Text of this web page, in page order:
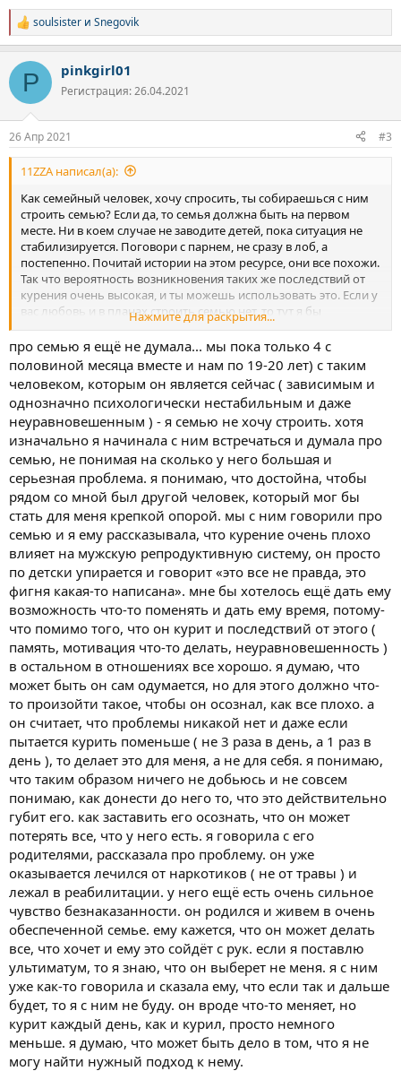
Р
е
к
и
soulsister и Snegovik
P pinkgirl01
Регистрация: 26.04.2021
26 Апр 2021 #3
11ZZA написал(а):
Как семейный человек, хочу спросить, ты собираешься с ним
строить семью? Если да, то семья должна быть на первом
месте. Ни в коем случае не заводите детей, пока ситуация не
стабилизируется. Поговори с парнем, не сразу в лоб, а
постепенно. Почитай истории на этом ресурсе, они все похожи.
Так что вероятность возникновения таких же последствий от
курения очень высокая, и ты можешь использовать это. Если у
вас любовь и в планах строить семью нет, то тут я бы
посоветовал, ставить вопрос ребром и пусть выбирает.
Наверное он может спровоцировать тебя и ты снова попадёшь
в зависимость. И это может стать большим риском для
молодой девушки как ты.
Нажмите для раскрытия...
про семью я ещё не думала... мы пока только 4 с
половиной месяца вместе и нам по 19-20 лет) с таким
человеком, которым он является сейчас ( зависимым и
однозначно психологически нестабильным и даже
неуравновешенным ) - я семью не хочу строить. хотя
изначально я начинала с ним встречаться и думала про
семью, не понимая на сколько у него большая и
серьезная проблема. я понимаю, что достойна, чтобы
рядом со мной был другой человек, который мог бы
стать для меня крепкой опорой. мы с ним говорили про
семью и я ему рассказывала, что курение очень плохо
влияет на мужскую репродуктивную систему, он просто
по детски упирается и говорит «это все не правда, это
фигня какая-то написана». мне бы хотелось ещё дать ему
возможность что-то поменять и дать ему время, потому-
что помимо того, что он курит и последствий от этого (
память, мотивация что-то делать, неуравновешенность )
в остальном в отношениях все хорошо. я думаю, что
может быть он сам одумается, но для этого должно что-
то произойти такое, чтобы он осознал, как все плохо. а
он считает, что проблемы никакой нет и даже если
пытается курить поменьше ( не 3 раза в день, а 1 раз в
день ), то делает это для меня, а не для себя. я понимаю,
что таким образом ничего не добьюсь и не совсем
понимаю, как донести до него то, что это действительно
губит его. как заставить его осознать, что он может
потерять все, что у него есть. я говорила с его
родителями, рассказала про проблему. он уже
оказывается лечился от наркотиков ( не от травы ) и
лежал в реабилитации. у него ещё есть очень сильное
чувство безнаказанности. он родился и живем в очень
обеспеченной семье. ему кажется, что он может делать
все, что хочет и ему это сойдёт с рук. если я поставлю
ультиматум, то я знаю, что он выберет не меня. я с ним
уже как-то говорила и сказала ему, что если так и дальше
будет, то я с ним не буду. он вроде что-то меняет, но
курит каждый день, как и курил, просто немного
меньше. я думаю, что может быть дело в том, что я не
могу найти нужный подход к нему.